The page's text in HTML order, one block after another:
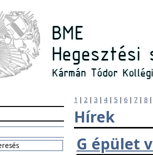
1 | 2 | 3 | 4| 5 | 6 | 7 | 8
Hírek
G épület